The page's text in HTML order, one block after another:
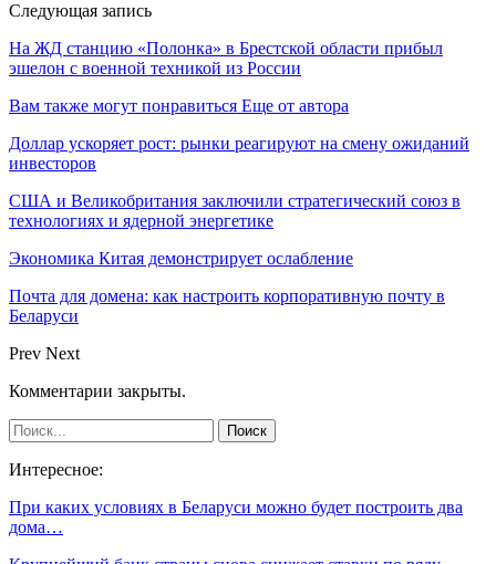
Следующая запись
На ЖД станцию «Полонка» в Брестской области прибыл
эшелон с военной техникой из России
Вам также могут понравиться Еще от автора
Доллар ускоряет рост: рынки реагируют на смену ожиданий
инвесторов
США и Великобритания заключили стратегический союз в
технологиях и ядерной энергетике
Экономика Китая демонстрирует ослабление
Почта для домена: как настроить корпоративную почту в
Беларуси
Prev Next
Комментарии закрыты.
Интересное:
При каких условиях в Беларуси можно будет построить два
дома…